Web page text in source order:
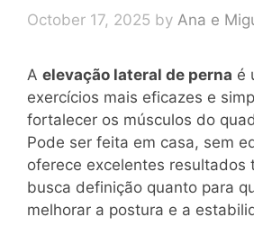
October 17, 2025 by Ana e
A elevação lateral de perna é
exercícios mais eficazes e
fortalecer os músculos do
Pode ser feita em casa, sem
oferece excelentes resultados
busca definição quanto para
melhorar a postura e a